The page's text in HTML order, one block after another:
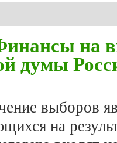
на
думы
выборов
на